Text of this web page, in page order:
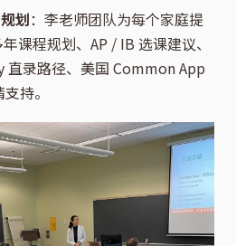
划：李老师团队为每个家庭提
课程规划、AP / IB 选课建议、
直录路径、美国 Common App
持。